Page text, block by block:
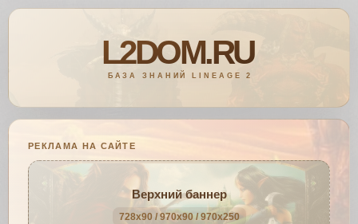
РЕКЛАМА НА САЙТЕ
Верхний баннер
728x90 / 970x90 / 970x250